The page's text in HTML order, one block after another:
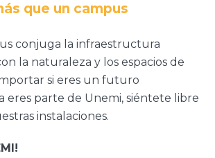
que un campus
conjuga la infraestructura
la naturaleza y los espacios de
si eres un futuro
eres parte de Unemi, siéntete libre
instalaciones.